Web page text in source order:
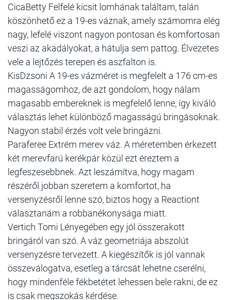
CicaBetty Felfelé kicsit lomhának találtam, talán
köszönhető ez a 19-es váznak, amely számomra elég
nagy, lefelé viszont nagyon pontosan és komfortosan
veszi az akadályokat, a hátulja sem pattog. Élvezetes
vele a lejtőzés terepen és aszfalton is.
KisDzsoni A 19-es vázméret is megfelelt a 176 cm-es
magasságomhoz, de azt gondolom, hogy nálam
magasabb embereknek is megfelelő lenne, így kiváló
választás lehet különböző magasságú bringásoknak.
Nagyon stabil érzés volt vele bringázni.
Paraferee Extrém merev váz. A méretemben érkezett
két merevfarú kerékpár közül ezt éreztem a
legfeszesebbnek. Azt leszámítva, hogy magam
részéről jobban szeretem a komfortot, ha
versenyzésről lenne szó, biztos hogy a Reactiont
választanám a robbanékonysága miatt.
Vertich Tomi Lényegében egy jól összerakott
bringáról van szó. A váz geometriája abszolút
versenyzésre tervezett. A kiegészítők is jól vannak
összeválogatva, esetleg a tárcsát lehetne cserélni,
hogy mindenféle fékbetétet lehessen bele rakni, de ez
is csak megszokás kérdése.